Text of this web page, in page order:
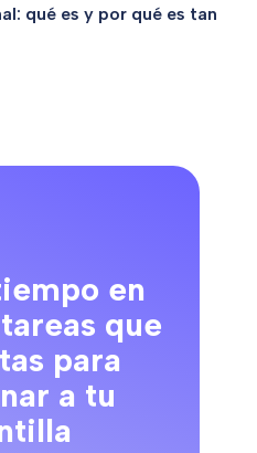
qué es y por qué es tan
en
que
para
a tu